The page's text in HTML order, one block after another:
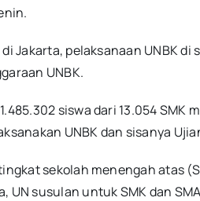
Jakarta, pelaksanaan UNBK
UNBK.
siswa dari 13.054
UNBK dan sisanya
sekolah menengah atas
UN susulan untuk SMK dan